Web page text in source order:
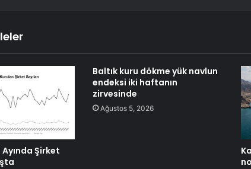
Ayında Şirket
Baltık kuru dökme yük navlun
endeksi iki haftanın
zirvesinde
Ağustos 5, 2026